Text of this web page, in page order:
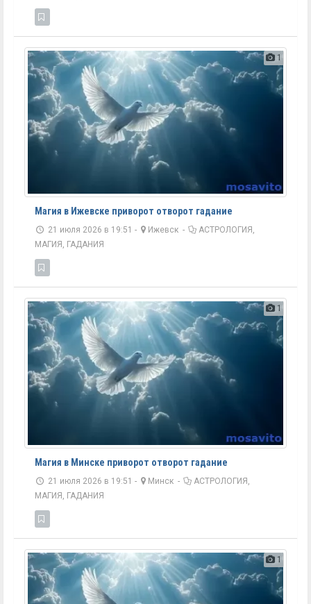
1
Магия в Ижевске приворот отворот гадание
21 июля 2026 в 19:51 - Ижевск -
АСТРОЛОГИЯ,
МАГИЯ, ГАДАНИЯ
1
Магия в Минске приворот отворот гадание
21 июля 2026 в 19:51 - Минск -
АСТРОЛОГИЯ,
МАГИЯ, ГАДАНИЯ
1